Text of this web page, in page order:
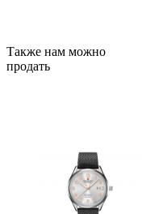
Также нам можно
продать